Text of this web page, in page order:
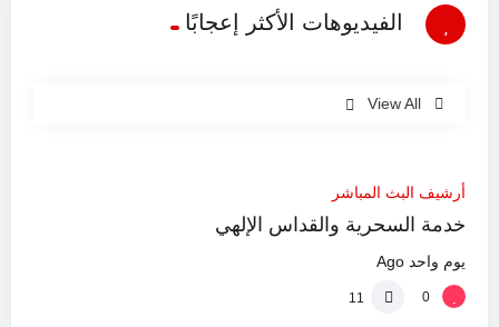
الفيديوهات الأكثر إعجابًا
View All
4:02:11
0
أرشيف البث المباشر
خدمة السحرية والقداس الإلهي
يوم واحد Ago
0
11